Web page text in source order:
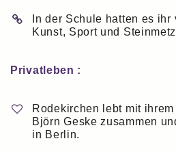
In der Schule hatten es
Kunst, Sport und
Privatleben :
Rodekirchen lebt mit
Björn Geske zusammen
in Berlin.